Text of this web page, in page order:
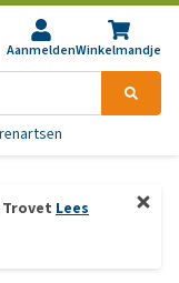
AanmeldenWinkelmandje
Lees